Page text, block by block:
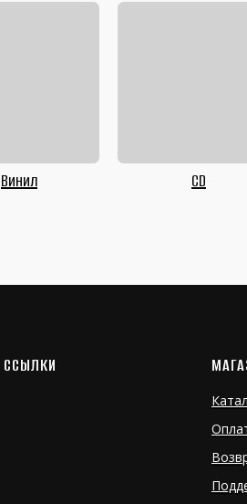
Винил CD